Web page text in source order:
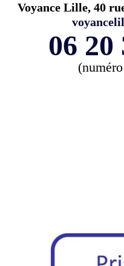
Voyance Lille, 40
06 20